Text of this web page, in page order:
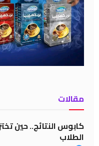
مقالات
الطلاب